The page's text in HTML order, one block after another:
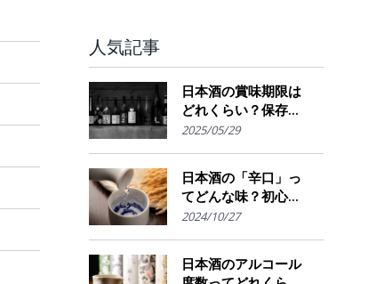
人気記事
日本酒の賞味期限は
どれくらい？保存場
所のポイント
2025/05/29
日本酒の「辛口」っ
てどんな味？初心者
でも楽しめるその魅
2024/10/27
日本酒のアルコール